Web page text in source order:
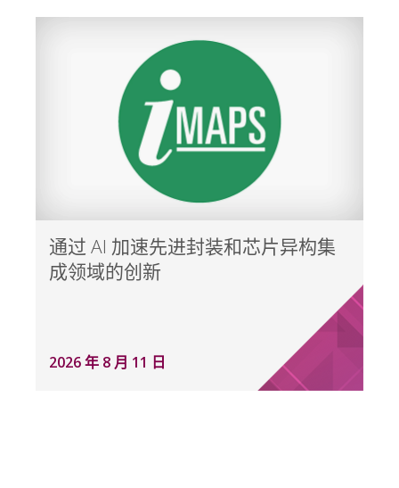
通过 AI 加速先进封装和芯片异构集
成领域的创新
2026 年 8 月 11 日